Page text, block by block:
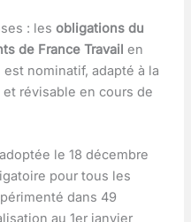
: lesobligations du
de France Travail en
nominatif, adapté à la
révisable en cours de
le 18 décembre
pour tous les
dans 49
au 1er janvier